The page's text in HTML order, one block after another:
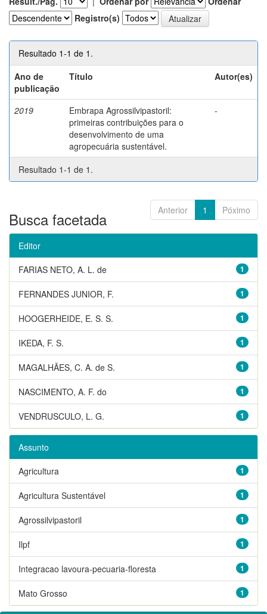
Registro(s)
Resultado 1-1 de 1.
Ano de
publicação
Título Autor(es)
2019
Embrapa Agrossilvipastoril:
primeiras contribuições para o
desenvolvimento de uma
agropecuária sustentável.
-
Resultado 1-1 de 1.
Anterior 1 Póximo
Busca facetada
Editor
1
FARIAS NETO, A. L. de
1
FERNANDES JUNIOR, F.
1
HOOGERHEIDE, E. S. S.
1
IKEDA, F. S.
1
MAGALHÃES, C. A. de S.
1
NASCIMENTO, A. F. do
1
VENDRUSCULO, L. G.
Assunto
1
Agricultura
1
Agricultura Sustentável
1
Agrossilvipastoril
1
Ilpf
1
Integracao lavoura-pecuaria-floresta
1
Mato Grosso